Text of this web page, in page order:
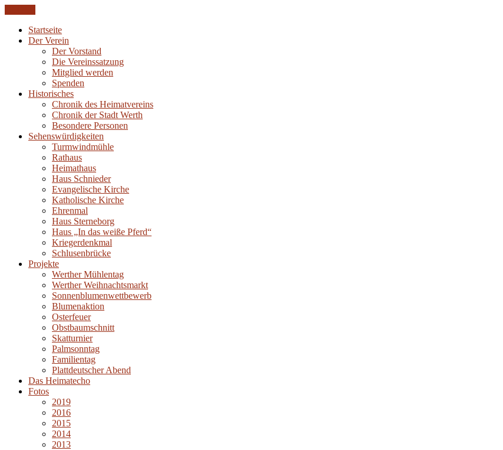
Startseite
Der Verein
Der Vorstand
Die Vereinssatzung
Mitglied werden
Spenden
Historisches
Chronik des Heimatvereins
Chronik der Stadt Werth
Besondere Personen
Sehenswürdigkeiten
Turmwindmühle
Rathaus
Heimathaus
Haus Schnieder
Evangelische Kirche
Katholische Kirche
Ehrenmal
Haus Sterneborg
Haus „In das weiße Pferd“
Kriegerdenkmal
Schlusenbrücke
Projekte
Werther Mühlentag
Werther Weihnachtsmarkt
Sonnenblumenwettbewerb
Blumenaktion
Osterfeuer
Obstbaumschnitt
Skatturnier
Palmsonntag
Familientag
Plattdeutscher Abend
Das Heimatecho
Fotos
2019
2016
2015
2014
2013